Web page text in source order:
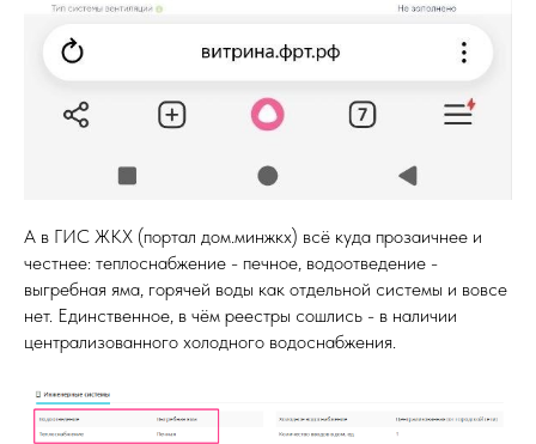
А в ГИС ЖКХ (портал дом.минжкх) всё куда прозаичнее и
честнее: теплоснабжение - печное, водоотведение -
выгребная яма, горячей воды как отдельной системы и вовсе
нет. Единственное, в чём реестры сошлись - в наличии
централизованного холодного водоснабжения.